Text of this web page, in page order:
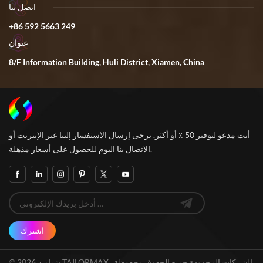
اتصل بنا
+86 592 5663 249
عنوان
8/F Information Building, Huli District, Xiamen, China
أنت مدعو لتوفير 50 ٪ أو أكثر. يرجى إرسال الاستفسار إلينا عبر الإنترنت أو
الاتصال بنا اليوم للحصول على أسعار مذهلة.
اشترك